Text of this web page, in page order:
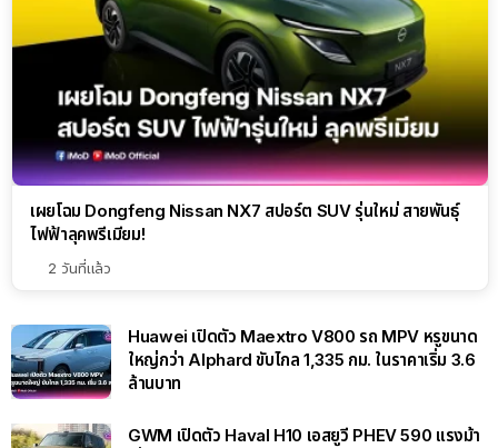
เผยโฉม Dongfeng Nissan NX7 สปอร์ต SUV รุ่นใหม่ สายพันธุ์
ไฟฟ้าลุคพรีเมียม!
2 วันที่แล้ว
Huawei เปิดตัว Maextro V800 รถ MPV หรูขนาด
ใหญ่กว่า Alphard ขับไกล 1,335 กม. ในราคาเริ่ม 3.6
ล้านบาท
GWM เปิดตัว Haval H10 เอสยูวี PHEV 590 แรงม้า